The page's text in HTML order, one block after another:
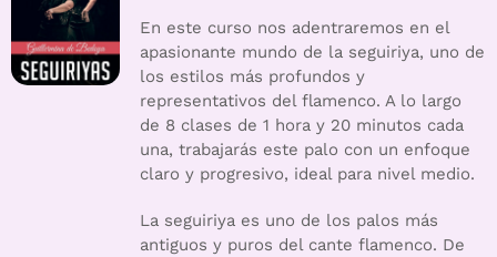
En este curso nos adentraremos en el
apasionante mundo de la seguiriya, uno de
los estilos más profundos y
representativos del flamenco. A lo largo
de 8 clases de 1 hora y 20 minutos cada
una, trabajarás este palo con un enfoque
claro y progresivo, ideal para nivel medio.
La seguiriya es uno de los palos más
antiguos y puros del cante flamenco. De